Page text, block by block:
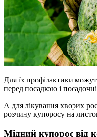
Для їх профілактики
перед посадкою і
А для лікування хворих
розчину купоросу на
Мідний купорос від